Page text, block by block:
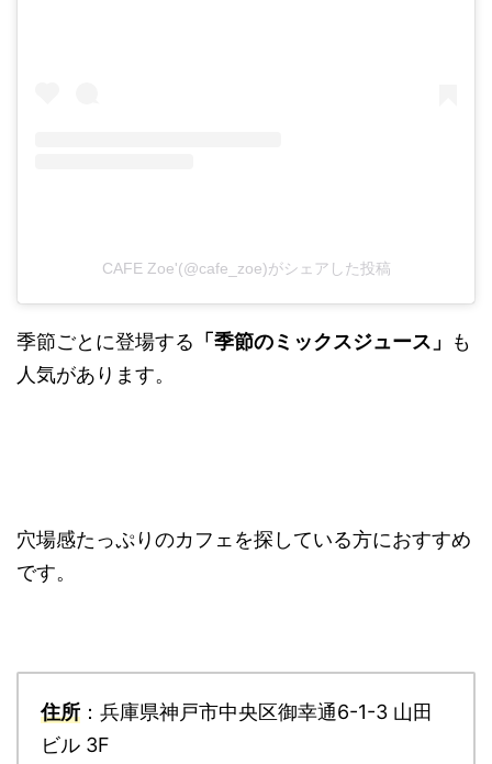
CAFE Zoe'(@cafe_zoe)がシェアした投稿
季節ごとに登場する 「季節のミックスジュース」
も
人気があります。
穴場感たっぷりのカフェを探している方におすすめ
です。
住所 ：兵庫県神戸市中央区御幸通6-1-3 山田
ビル 3F